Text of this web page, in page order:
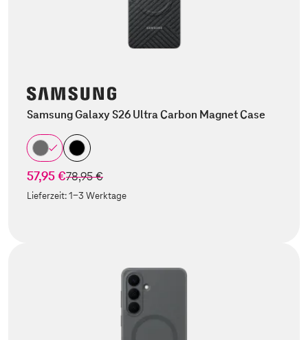
Samsung Galaxy S26 Ultra Carbon Magnet Case
57,95 €statt
78,95 €
Lieferzeit:1-3 Werktage